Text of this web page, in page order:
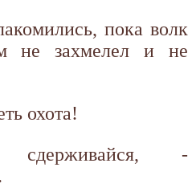
пока волк
не захмелел и не
охота!
-